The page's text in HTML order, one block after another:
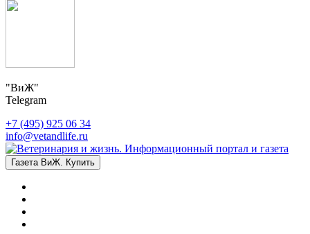
"ВиЖ"
Telegram
+7 (495) 925 06 34
info@vetandlife.ru
Газета ВиЖ. Купить